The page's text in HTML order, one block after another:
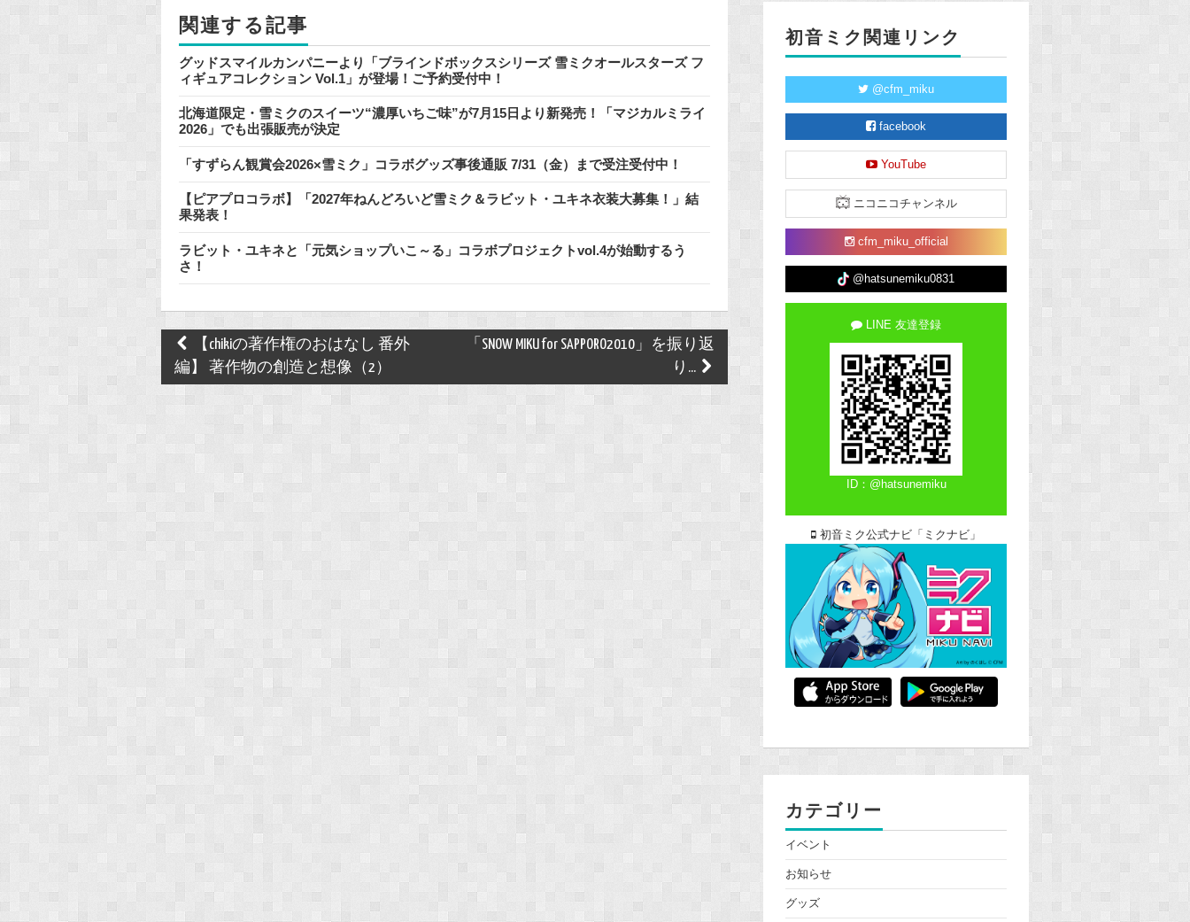
k
関連する記事
グッドスマイルカンパニーより「ブラインドボックスシリーズ 雪ミクオールスターズ フ
ィギュアコレクション Vol.1」が登場！ご予約受付中！
北海道限定・雪ミクのスイーツ“濃厚いちご味”が7月15日より新発売！「マジカルミライ
2026」でも出張販売が決定
「すずらん観賞会2026×雪ミク」コラボグッズ事後通販 7/31（金）まで受注受付中！
【ピアプロコラボ】「2027年ねんどろいど雪ミク＆ラビット・ユキネ衣装大募集！」結
果発表！
ラビット・ユキネと「元気ショップいこ～る」コラボプロジェクトvol.4が始動するう
さ！
Post
navigation
【chikiの著作権のおはなし 番外
編】 著作物の創造と想像（2）
「SNOW MIKU for SAPPORO2010」を振り返
り...
初音ミク関連リンク
@cfm_miku
facebook
YouTube
ニコニコチャンネル
cfm_miku_official
@hatsunemiku0831
LINE 友達登録
ID：@hatsunemiku
初音ミク公式ナビ「ミクナビ」
カテゴリー
イベント
お知らせ
グッズ